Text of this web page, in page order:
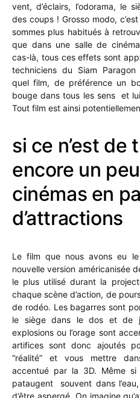
vent, d’éclairs, l’odorama, le
des coups ! Grosso modo,
sommes plus habitués à
que dans une salle de
cas-là, tous ces effets sont
techniciens du Siam Paragon
quel film, de préférence un
bouge dans tous les sens et
Tout film est ainsi
si ce n’est de
encore un
cinémas en
d’attractions
Le film que nous avons eu
nouvelle version américanisée
le plus utilisé durant la
chaque scène d’action, de
de rodéo. Les bagarres sont
le siège dans le dos et de
explosions ou l’orage sont
artifices sont donc ajoutés
“réalité” et vous mettre
accentué par la 3D. Même
pataugent souvent dans